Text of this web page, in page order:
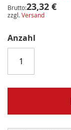
Brutto:23,32 €
zzgl.Versand
Anzahl